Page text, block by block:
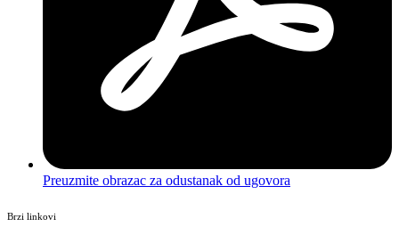
Preuzmite obrazac za odustanak od ugovora
Brzi linkovi